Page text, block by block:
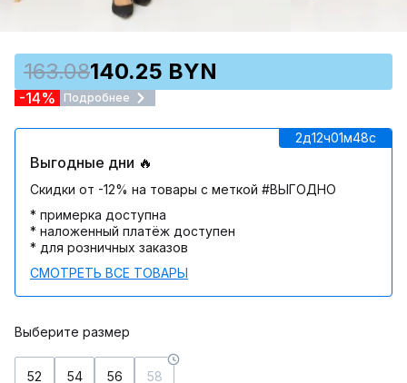
163.08140.25 BYN
-14% Подробнее
2д12ч01м48c
Выгодные дни 🔥
Скидки от -12% на товары с меткой #ВЫГОДНО
* примерка доступна
* наложенный платёж доступен
* для розничных заказов
СМОТРЕТЬ ВСЕ ТОВАРЫ
Выберите размер
52 54 56 58